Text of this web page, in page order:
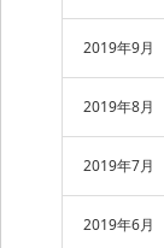
2019年9月
2019年8月
2019年7月
2019年6月